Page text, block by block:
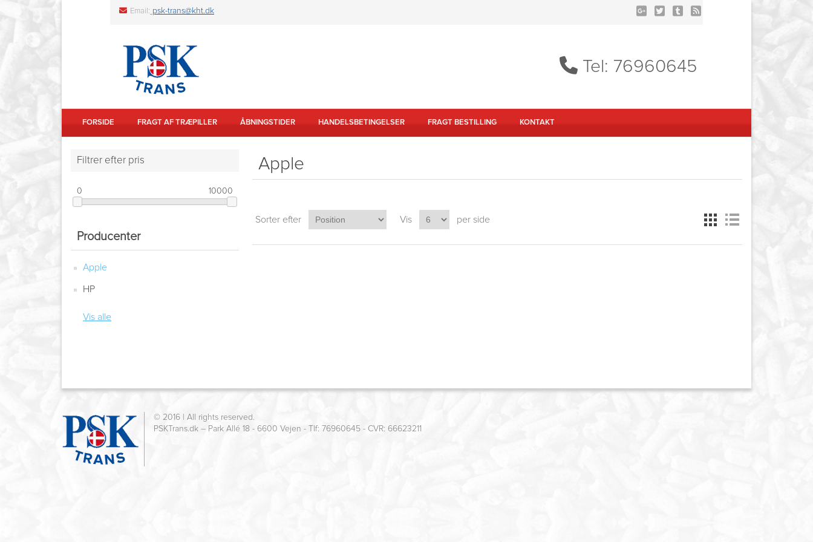
Email: psk-trans@kht.dk
Tel: 76960645
FORSIDE FRAGT AF TRÆPILLER ÅBNINGSTIDER HANDELSBETINGELSER FRAGT BESTILLING KONTAKT
Filtrer efter pris
0 10000
Producenter
Apple
HP
Vis alle
Apple
Sorter efter Vis per side
© 2016 | All rights reserved.
PSKTrans.dk – Park Allé 18 - 6600 Vejen - Tlf: 76960645 - CVR: 66623211